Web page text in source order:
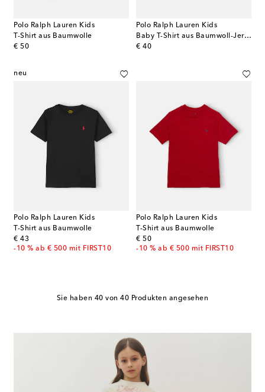
Polo Ralph Lauren Kids
T-Shirt aus Baumwolle
€ 50
original price
Polo Ralph Lauren Kids
Baby T-Shirt aus Baumwoll-Jersey
€ 40
original price
neu
Polo Ralph Lauren Kids
T-Shirt aus Baumwolle
€ 43
original price
-10 % ab € 500 mit FIRST10
Polo Ralph Lauren Kids
T-Shirt aus Baumwolle
€ 50
original price
-10 % ab € 500 mit FIRST10
Sie haben 40 von 40 Produkten angesehen